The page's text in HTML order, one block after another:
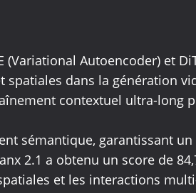
Autoencoder) et
dans la génération
contextuel ultra-long
sémantique, garantissant un
2.1 a obtenu un score de
et les interactions